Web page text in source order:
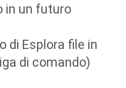
in un futuro
di Esplora file in
di comando)